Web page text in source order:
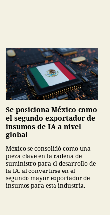
Se posiciona México como
el segundo exportador de
insumos de IA a nivel
global
México se consolidó como una
pieza clave en la cadena de
suministro para el desarrollo de
la IA, al convertirse en el
segundo mayor exportador de
insumos para esta industria.